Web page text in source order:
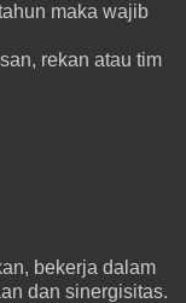
maka wajib
rekan atau tim
bekerja dalam
dan sinergisitas.